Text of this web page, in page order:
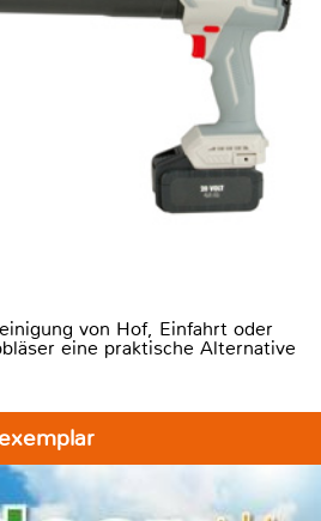
von Hof, Einfahrt oder
eine praktische Alternative